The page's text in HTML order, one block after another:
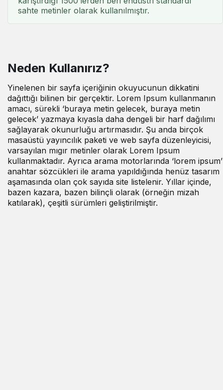
sahte metinler olarak kullanılmıştır.
Neden Kullanırız?
Yinelenen bir sayfa içeriğinin okuyucunun dikkatini
dağıttığı bilinen bir gerçektir. Lorem Ipsum kullanmanın
amacı, sürekli ‘buraya metin gelecek, buraya metin
gelecek’ yazmaya kıyasla daha dengeli bir harf dağılımı
sağlayarak okunurluğu artırmasıdır. Şu anda birçok
masaüstü yayıncılık paketi ve web sayfa düzenleyicisi,
varsayılan mıgır metinler olarak Lorem Ipsum
kullanmaktadır. Ayrıca arama motorlarında ‘lorem ipsum’
anahtar sözcükleri ile arama yapıldığında henüz tasarım
aşamasında olan çok sayıda site listelenir. Yıllar içinde,
bazen kazara, bazen bilinçli olarak (örneğin mizah
katılarak), çeşitli sürümleri geliştirilmiştir.